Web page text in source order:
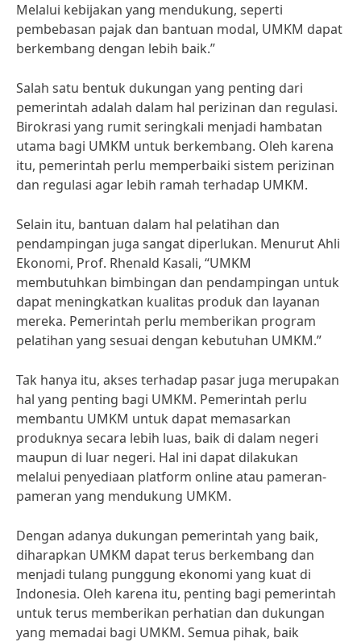
Melalui kebijakan yang mendukung, seperti
pembebasan pajak dan bantuan modal, UMKM dapat
berkembang dengan lebih baik.”
Salah satu bentuk dukungan yang penting dari
pemerintah adalah dalam hal perizinan dan regulasi.
Birokrasi yang rumit seringkali menjadi hambatan
utama bagi UMKM untuk berkembang. Oleh karena
itu, pemerintah perlu memperbaiki sistem perizinan
dan regulasi agar lebih ramah terhadap UMKM.
Selain itu, bantuan dalam hal pelatihan dan
pendampingan juga sangat diperlukan. Menurut Ahli
Ekonomi, Prof. Rhenald Kasali, “UMKM
membutuhkan bimbingan dan pendampingan untuk
dapat meningkatkan kualitas produk dan layanan
mereka. Pemerintah perlu memberikan program
pelatihan yang sesuai dengan kebutuhan UMKM.”
Tak hanya itu, akses terhadap pasar juga merupakan
hal yang penting bagi UMKM. Pemerintah perlu
membantu UMKM untuk dapat memasarkan
produknya secara lebih luas, baik di dalam negeri
maupun di luar negeri. Hal ini dapat dilakukan
melalui penyediaan platform online atau pameran-
pameran yang mendukung UMKM.
Dengan adanya dukungan pemerintah yang baik,
diharapkan UMKM dapat terus berkembang dan
menjadi tulang punggung ekonomi yang kuat di
Indonesia. Oleh karena itu, penting bagi pemerintah
untuk terus memberikan perhatian dan dukungan
yang memadai bagi UMKM. Semua pihak, baik